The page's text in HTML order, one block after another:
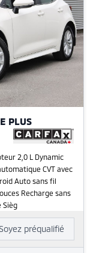
PLUS
2,0 L Dynamic
CVT avec
Auto sans fil
Recharge sans
Sièg
préqualifié